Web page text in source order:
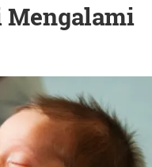
Mengalami